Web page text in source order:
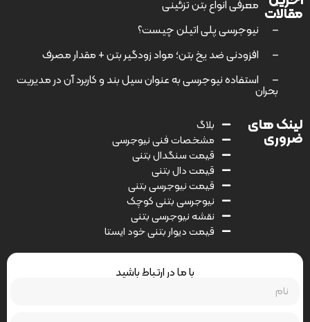
مقالات
–
معرفی انواع بتن تزئینی
–
نیوجرسی پلی اتیلن چیست؟
–
افزودنی ضد یخ بتن؛ مواد زودگیر بتن + مقدار مصرف
–
استفاده نیوجرسی به عنوان سیل بند و کاربرد آن در مدیریت
بحران
لینک های
ضروری
بلاگ
مشخصات فنی نیوجرسی
قیمت سنگدال بتنی
قیمت دال بتنی
قیمت نیوجرسی بتنی
نیوجرسی بتنی کوچک
نقشه نیوجرسی بتنی
قیمت دیوار بتنی خود ایستا
با ما در ارتباط باشید